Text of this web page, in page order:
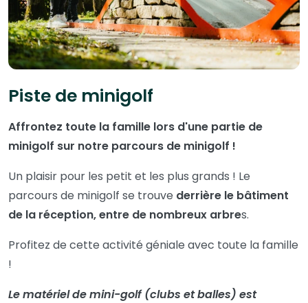
Piste de minigolf
Affrontez toute la famille lors d'une partie de
minigolf sur notre parcours de minigolf !
Un plaisir pour les petit et les plus grands ! Le
parcours de minigolf se trouve derrière le bâtiment
de la réception, entre de nombreux arbres.
Profitez de cette activité géniale avec toute la famille
!
Le matériel de mini-golf (clubs et balles) est